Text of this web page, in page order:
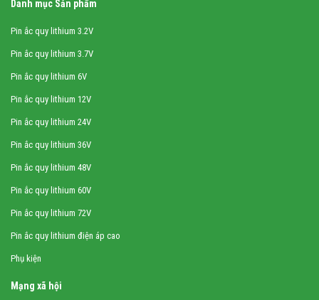
Danh mục Sản phẩm
Pin ắc quy lithium 3.2V
Pin ắc quy lithium 3.7V
Pin ắc quy lithium 6V
Pin ắc quy lithium 12V
Pin ắc quy lithium 24V
Pin ắc quy lithium 36V
Pin ắc quy lithium 48V
Pin ắc quy lithium 60V
Pin ắc quy lithium 72V
Pin ắc quy lithium điện áp cao
Phụ kiện
Mạng xã hội